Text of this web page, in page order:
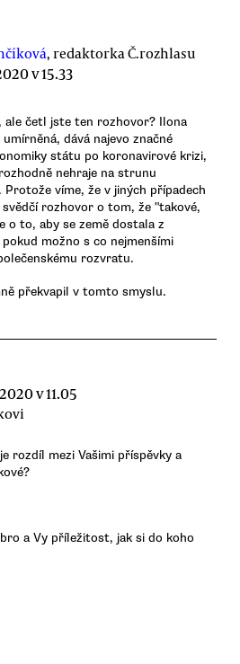
, redaktorka Č.rozhlasu
v 15.33
ale četl jste ten rozhovor? Ilona
dává najevo značné
státu po koronavirové krizi,
nehraje na strunu
víme, že v jiných případech
rozhovor o tom, že "takové,
o to, aby se země dostala z
možno s co nejmenšími
rozvratu.
překvapil v tomto smyslu.
v 11.05
rozdíl mezi Vašimi příspěvky a
a Vy příležitost, jak si do koho